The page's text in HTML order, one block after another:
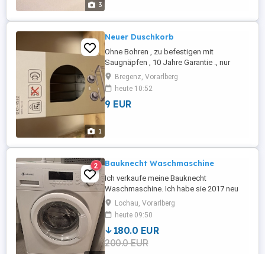
3
1
Neuer Duschkorb
Ohne Bohren , zu befestigen mit
Saugnäpfen , 10 Jahre Garantie ., nur
möglich auf glatten Fliesen oder Glas ! NP
18,90
Bregenz, Vorarlberg
heute 10:52
9 EUR
2 Bauknecht Waschmaschine
Ich verkaufe meine Bauknecht
Waschmaschine. Ich habe sie 2017 neu
gekauft. Sie ist voll funktionsfähig und ich
gebe sie nur her, weil sie von den Maßen
her nicht zu meinem Trocknerturm passt.
Die Maße sind LxBxH 50x60x85cm Modell:
WA Star 77 EX Super-E Bauknecht Nur an
Lochau, Vorarlberg
heute 09:50
180.0 EUR
200.0 EUR